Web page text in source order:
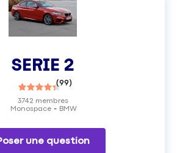
SERIE 2
(99)
Monospace BMW
3742 membres
une question